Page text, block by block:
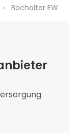
› Bocholter EW